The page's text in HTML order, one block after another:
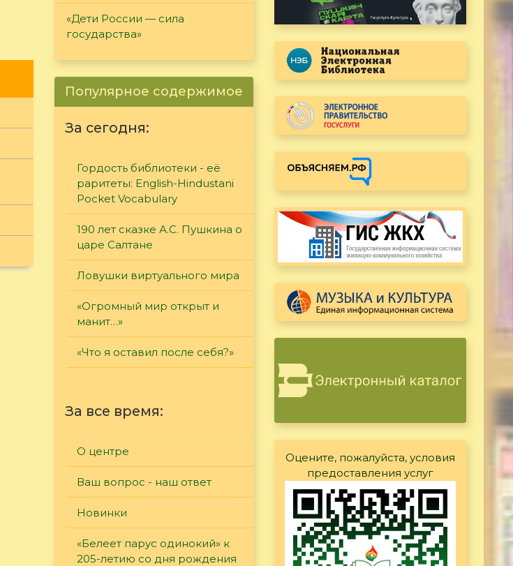
«Дети России — сила
государства»
Популярное содержимое
За сегодня:
Гордость библиотеки - её
раритеты: English-Hindustani
Pocket Vocabulary
190 лет сказке А.С. Пушкина о
царе Салтане
Ловушки виртуального мира
«Огромный мир открыт и
манит…»
«Что я оставил после себя?»
За все время:
О центре
Ваш вопрос - наш ответ
Новинки
«Белеет парус одинокий» к
205-летию со дня рождения
Оцените, пожалуйста, условия
предоставления услуг